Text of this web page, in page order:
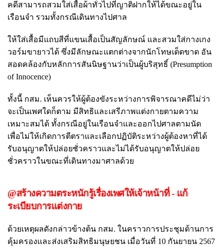
คดีสามารถสวมใส่เสื้อผ้าทั่วไปที่ญาติฝากให้ได้ขณะอยู่ใน
เรือนจำ รวมทั้งกรณีเดินทางไปศาล
ให้ใส่เสื้อมีแถบสีที่แขนเสื้อเป็นสัญลักษณ์ และสวมใส่กางเกง
วอร์มขายาวได้ ซึ่งมีลักษณะแตกต่างจากนักโทษเด็ดขาด อัน
สอดคล้องกับหลักการสันนิษฐานว่าเป็นผู้บริสุทธิ์ (Presumption
of Innocence)
ทั้งนี้ กสม. เห็นควรให้ผู้ต้องขังระหว่างการพิจารณาคดีไม่ว่า
จะเป็นเพศใดก็ตาม มีสิทธิและเสรีภาพแต่งกายตามความ
เหมาะสมได้ ทั้งกรณีอยู่ในเรือนจำและออกไปศาลตามนัด
เพื่อไม่ให้เกิดการตีตราและเลือกปฏิบัติระหว่างผู้ต้องหาที่ได้
รับอนุญาตให้ปล่อยชั่วคราวและไม่ได้รับอนุญาตให้ปล่อย
ชั่วคราวในขณะที่เดินทางมาศาลด้วย
@สร้างความตระหนักรู้เรื่องเพศให้เจ้าหน้าที่ - แก้
ระเบียบการแต่งกาย
ด้วยเหตุผลดังกล่าวข้างต้น กสม. ในคราวการประชุมด้านการ
คุ้มครองและส่งเสริมสิทธิมนุษยชน เมื่อวันที่ 10 กันยายน 2567